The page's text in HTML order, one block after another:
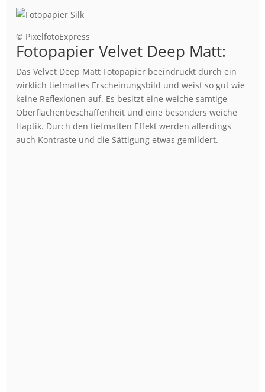
© PixelfotoExpress
Fotopapier Velvet Deep Matt:
Das Velvet Deep Matt Fotopapier beeindruckt durch ein
wirklich tiefmattes Erscheinungsbild und weist so gut wie
keine Reflexionen auf. Es besitzt eine weiche samtige
Oberflächenbeschaffenheit und eine besonders weiche
Haptik. Durch den tiefmatten Effekt werden allerdings
auch Kontraste und die Sättigung etwas gemildert.